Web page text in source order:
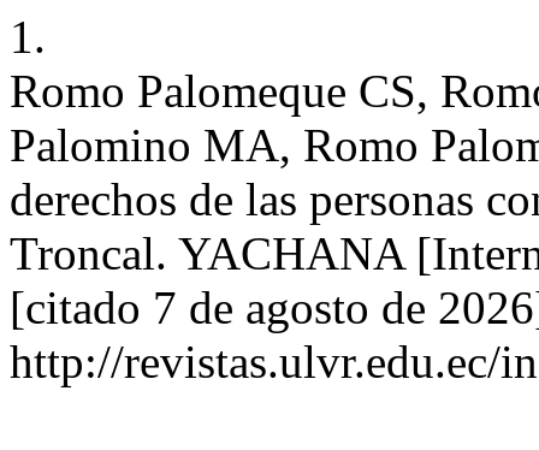
1.
Romo Palomeque CS,
Palomino MA, Romo
derechos de las personas
Troncal. YACHANA
[citado 7 de agosto de
http://revistas.ulvr.edu.ec/